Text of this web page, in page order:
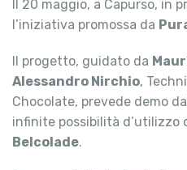
Il 20 maggio, a Capurso, in
l’iniziativa promossa da
Il progetto, guidato da
Alessandro Nirchio,
Chocolate, prevede demo
infinite possibilità d’utilizzo
Belcolade.